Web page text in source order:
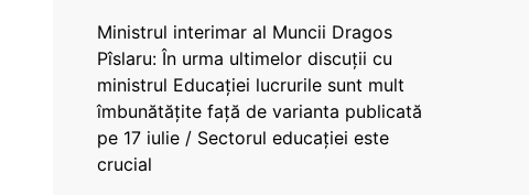
Ministrul interimar al Muncii Dragos
Pîslaru: În urma ultimelor discuții cu
ministrul Educației lucrurile sunt mult
îmbunătățite față de varianta publicată
pe 17 iulie / Sectorul educației este
crucial